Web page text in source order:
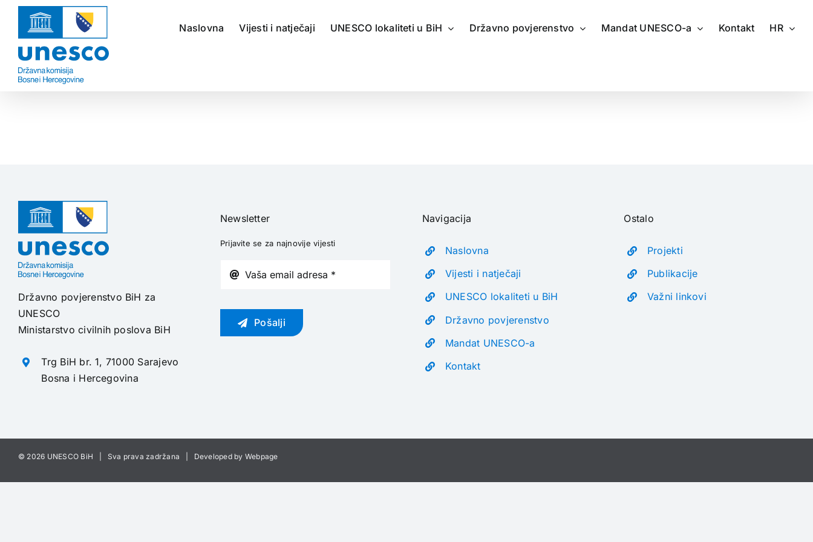
Skip
content
Naslovna Vijesti i natječaji UNESCO lokaliteti u BiH Državno povjerenstvo Mandat UNESCO-a Kontakt HR
Državno povjerenstvo BiH za
UNESCO
Ministarstvo civilnih poslova BiH
Trg BiH br. 1, 71000 Sarajevo
Bosna i Hercegovina
Newsletter
Prijavite se za najnovije vijesti
Pošalji
Navigacija
Naslovna
Vijesti i natječaji
UNESCO lokaliteti u BiH
Državno povjerenstvo
Mandat UNESCO-a
Kontakt
Ostalo
Projekti
Publikacije
Važni linkovi
© 2026 UNESCO BiH | Sva prava zadržana | Developed by Webpage